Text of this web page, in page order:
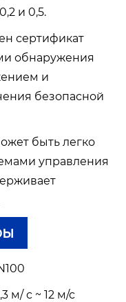
и 0,5.
сертификат
обнаружения
и
безопасной
быть легко
управления
м/ с ~ 12 м/с